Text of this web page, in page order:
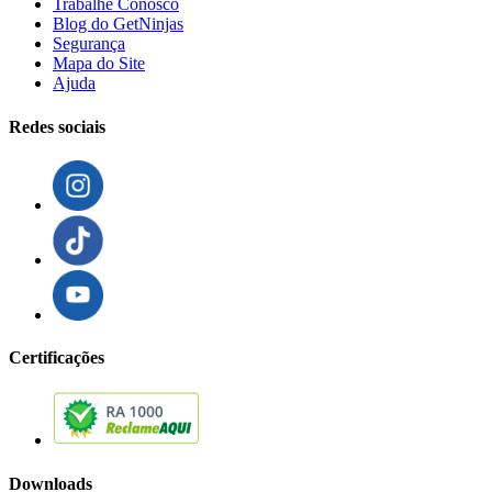
Trabalhe Conosco
Blog do GetNinjas
Segurança
Mapa do Site
Ajuda
Redes sociais
Certificações
Downloads